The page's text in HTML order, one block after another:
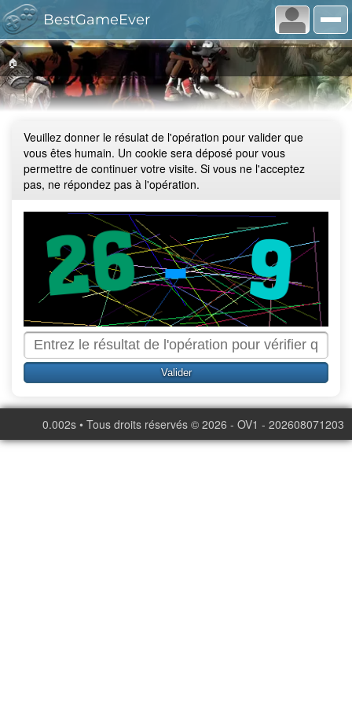
BestGameEver
🏠
Veuillez donner le résulat de l'opération pour valider que
vous êtes humain. Un cookie sera déposé pour vous
permettre de continuer votre visite. Si vous ne l'acceptez
pas, ne répondez pas à l'opération.
0.002s • Tous droits réservés © 2026 - OV1 - 202608071203